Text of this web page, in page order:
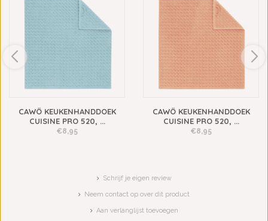
CAWÖ KEUKENHANDDOEK
CUISINE PRO 520, ...
€8,95
CAWÖ KEUKENHANDDOEK
CUISINE PRO 520, ...
€8,95
Schrijf je eigen review
Neem contact op over dit product
Aan verlanglijst toevoegen